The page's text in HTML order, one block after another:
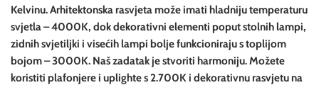
Kelvinu. Arhitektonska rasvjeta može imati hladniju temperaturu
svjetla – 4000K, dok dekorativni elementi poput stolnih lampi,
zidnih svjetiljki i visećih lampi bolje funkcioniraju s toplijom
bojom – 3000K. Naš zadatak je stvoriti harmoniju. Možete
koristiti plafonjere i uplighte s 2.700K i dekorativnu rasvjetu na